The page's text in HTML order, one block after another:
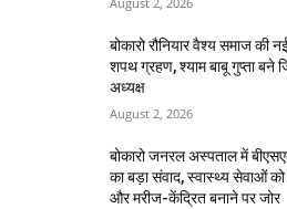
बोकारो रौनियार वैश्य समाज की
शपथ ग्रहण, श्याम बाबू गुप्ता बने
अध्यक्ष
August 2, 2026
बोकारो जनरल अस्पताल में
का बड़ा संवाद, स्वास्थ्य सेवाओं
और मरीज-केंद्रित बनाने पर जोर